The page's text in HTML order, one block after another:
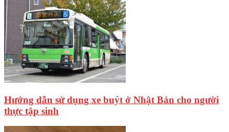
Hướng dẫn sử dụng xe buýt ở Nhật Bản cho người
thực tập sinh